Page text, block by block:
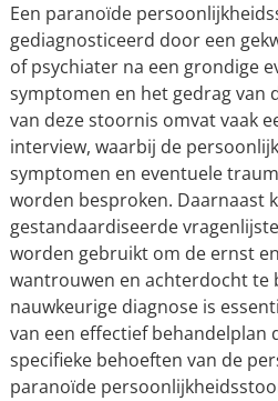
Een paranoïde
gediagnosticeerd door een
of psychiater na een grondige
symptomen en het gedrag van
van deze stoornis omvat vaak
interview, waarbij de
symptomen en eventuele
worden besproken. Daarnaast
gestandaardiseerde
worden gebruikt om de ernst
wantrouwen en achterdocht te
nauwkeurige diagnose is
van een effectief behandelplan
specifieke behoeften van de
paranoïde